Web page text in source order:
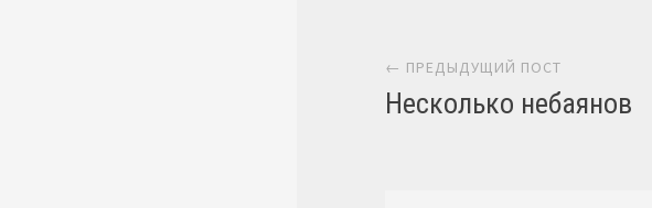
← ПРЕДЫДУЩИЙ ПОСТ
Несколько небаянов